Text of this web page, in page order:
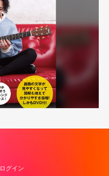
ログイン